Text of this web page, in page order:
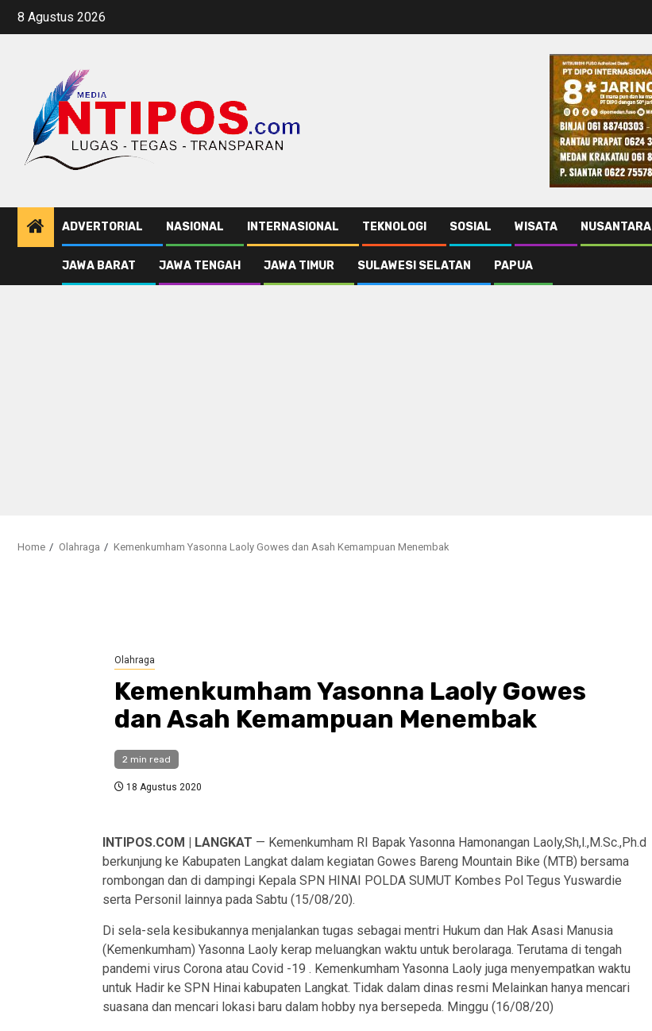
Skip
8 Agustus 2026
ADVERTORIAL NASIONAL INTERNASIONAL TEKNOLOGI SOSIAL WISATA NUSANTARA
JAWA BARAT JAWA TENGAH JAWA TIMUR SULAWESI SELATAN PAPUA
Home Olahraga Kemenkumham Yasonna Laoly Gowes dan Asah Kemampuan Menembak
Olahraga
Kemenkumham Yasonna Laoly Gowes
dan Asah Kemampuan Menembak
2 min read
18 Agustus 2020
INTIPOS.COM | LANGKAT — Kemenkumham RI Bapak Yasonna Hamonangan Laoly,Sh,l.,M.Sc.,Ph.d
berkunjung ke Kabupaten Langkat dalam kegiatan Gowes Bareng Mountain Bike (MTB) bersama
rombongan dan di dampingi Kepala SPN HINAI POLDA SUMUT Kombes Pol Tegus Yuswardie
serta Personil lainnya pada Sabtu (15/08/20).
Di sela-sela kesibukannya menjalankan tugas sebagai mentri Hukum dan Hak Asasi Manusia
(Kemenkumham) Yasonna Laoly kerap meluangkan waktu untuk berolaraga. Terutama di tengah
pandemi virus Corona atau Covid -19 . Kemenkumham Yasonna Laoly juga menyempatkan waktu
untuk Hadir ke SPN Hinai kabupaten Langkat. Tidak dalam dinas resmi Melainkan hanya mencari
suasana dan mencari lokasi baru dalam hobby nya bersepeda. Minggu (16/08/20)